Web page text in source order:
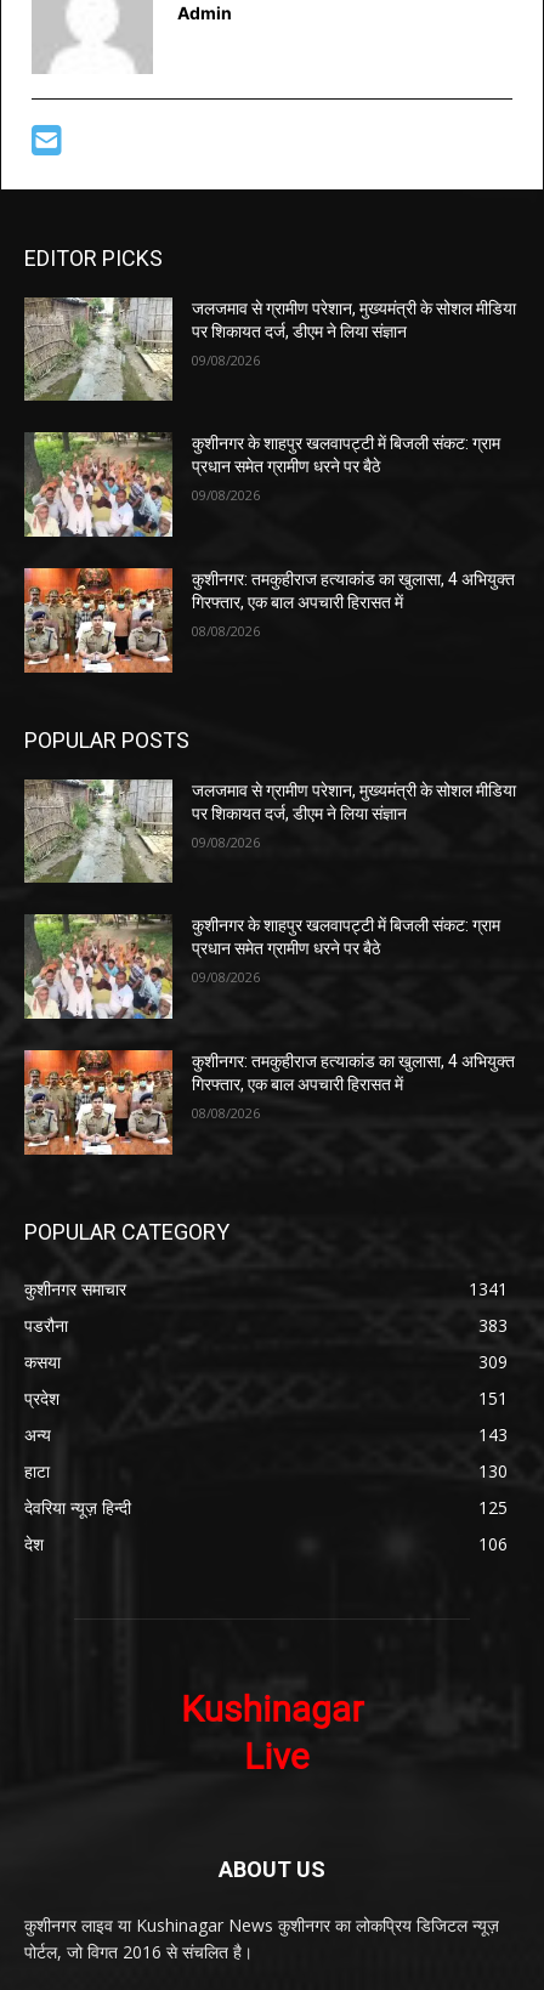
Admin
EDITOR PICKS
जलजमाव से ग्रामीण परेशान, मुख्यमंत्री के सोशल मीडिया
पर शिकायत दर्ज, डीएम ने लिया संज्ञान
09/08/2026
कुशीनगर के शाहपुर खलवापट्टी में बिजली संकट: ग्राम
प्रधान समेत ग्रामीण धरने पर बैठे
09/08/2026
कुशीनगर: तमकुहीराज हत्याकांड का खुलासा, 4 अभियुक्त
गिरफ्तार, एक बाल अपचारी हिरासत में
08/08/2026
POPULAR POSTS
जलजमाव से ग्रामीण परेशान, मुख्यमंत्री के सोशल मीडिया
पर शिकायत दर्ज, डीएम ने लिया संज्ञान
09/08/2026
कुशीनगर के शाहपुर खलवापट्टी में बिजली संकट: ग्राम
प्रधान समेत ग्रामीण धरने पर बैठे
09/08/2026
कुशीनगर: तमकुहीराज हत्याकांड का खुलासा, 4 अभियुक्त
गिरफ्तार, एक बाल अपचारी हिरासत में
08/08/2026
POPULAR CATEGORY
कुशीनगर समाचार
1341
पडरौना
383
कसया
309
प्रदेश
151
अन्य
143
हाटा
130
देवरिया न्यूज़ हिन्दी
125
देश
106
ABOUT US
कुशीनगर लाइव या Kushinagar News कुशीनगर का लोकप्रिय डिजिटल न्यूज़
पोर्टल, जो विगत 2016 से संचलित है।